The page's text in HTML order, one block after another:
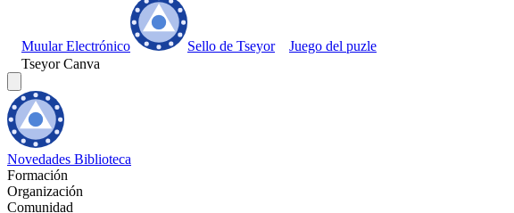
Muular Electrónico Sello de Tseyor
Juego del puzle
Tseyor Canva
Novedades Biblioteca
Formación
Organización
Comunidad